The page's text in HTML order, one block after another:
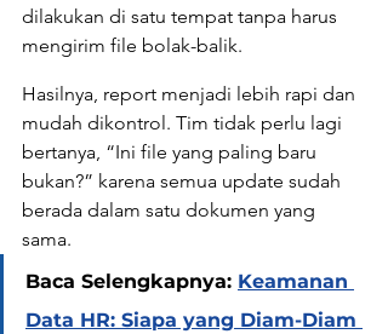
dilakukan di satu tempat tanpa harus
mengirim file bolak-balik.
Hasilnya, report menjadi lebih rapi dan
mudah dikontrol. Tim tidak perlu lagi
bertanya, “Ini file yang paling baru
bukan?” karena semua update sudah
berada dalam satu dokumen yang
sama.
Baca Selengkapnya: Keamanan
Data HR: Siapa yang Diam-Diam